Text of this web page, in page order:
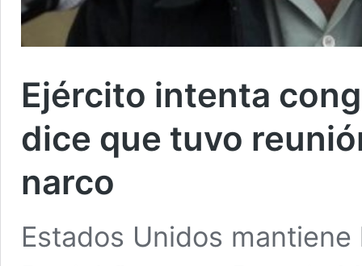
Ejército intenta
dice que tuvo
narco
Estados Unidos